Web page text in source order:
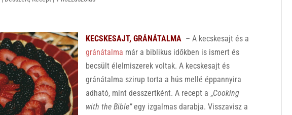
KECSKESAJT, GRÁNÁTALMA – A kecskesajt és a
gránátalma már a biblikus időkben is ismert és
becsült élelmiszerek voltak. A kecskesajt és
gránátalma szirup torta a hús mellé éppannyira
adható, mint desszertként. A recept a „Cooking
with the Bible”egy izgalmas darabja. Visszavisz a